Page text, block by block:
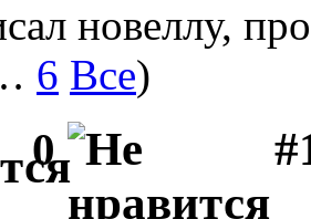
новеллу,
6 Все)
0